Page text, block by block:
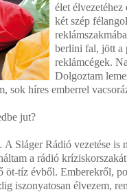
élet élvezetéhez
két szép
berlini fal, jött a
reklámcégek.
Dolgoztam
sok híres emberrel
jut?
Sláger Rádió vezetése is
a rádió
öt-tíz évből. Emberekről,
iszonyatosan élvezem,